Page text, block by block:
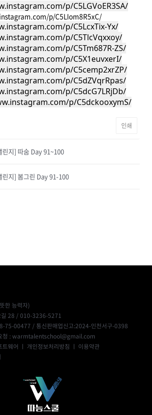
p/C5LGVoER3SA/
p/C5LIom8R5xC/
p/C5LcxTix-Yx/
p/C5TlcVqxxoy/
p/C5Tm687R-ZS/
p/C5X1euvxerI/
p/C5cemp2xrZP/
p/C5dZVqrRpas/
p/C5dcG7LRjDb/
p/C5dckooxymS/
인쇄
린지] 따숨 Day 91~100
린지] 봄그린 Day 91-100
한 능력자)
길 28 / 010-3236-5271
75-00477 / 통신판매업신고:2024-인천서구-0398
청 : warmtalentschool@gmail.com
웨어 ㅣ 개인정보처리방침 ㅣ 이용약관